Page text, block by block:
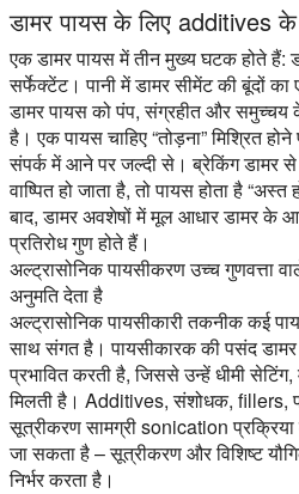
डामर पायस के लिए additives के
एक डामर पायस में तीन मुख्य घटक होते हैं:
सर्फेक्टेंट। पानी में डामर सीमेंट की बूंदों
डामर पायस को पंप, संग्रहीत और समुच्चय
है। एक पायस चाहिए “तोड़ना” मिश्रित
संपर्क में आने पर जल्दी से। ब्रेकिंग डामर
वाष्पित हो जाता है, तो पायस होता है
बाद, डामर अवशेषों में मूल आधार डामर के
प्रतिरोध गुण होते हैं।
अल्ट्रासोनिक पायसीकरण उच्च गुणवत्ता
अनुमति देता है
अल्ट्रासोनिक पायसीकारी तकनीक कई
साथ संगत है। पायसीकारक की पसंद
प्रभावित करती है, जिससे उन्हें धीमी
मिलती है। Additives, संशोधक, fillers,
सूत्रीकरण सामग्री sonication प्रक्रिया
जा सकता है – सूत्रीकरण और विशिष्ट
निर्भर करता है।